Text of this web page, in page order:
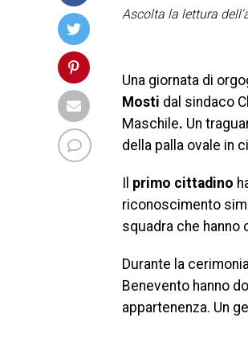
Ascolta la lettura
Una giornata di
Mosti dal sindaco
Maschile. Un
della palla ovale in
primo cittadino
riconoscimento
squadra che
Durante la
Benevento hanno
appartenenza. Un